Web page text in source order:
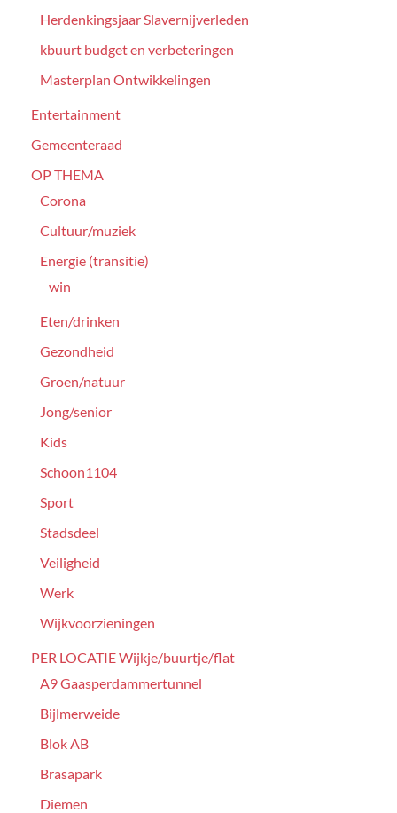
Herdenkingsjaar Slavernijverleden
kbuurt budget en verbeteringen
Masterplan Ontwikkelingen
Entertainment
Gemeenteraad
OP THEMA
Corona
Cultuur/muziek
Energie (transitie)
win
Eten/drinken
Gezondheid
Groen/natuur
Jong/senior
Kids
Schoon1104
Sport
Stadsdeel
Veiligheid
Werk
Wijkvoorzieningen
PER LOCATIE Wijkje/buurtje/flat
A9 Gaasperdammertunnel
Bijlmerweide
Blok AB
Brasapark
Diemen